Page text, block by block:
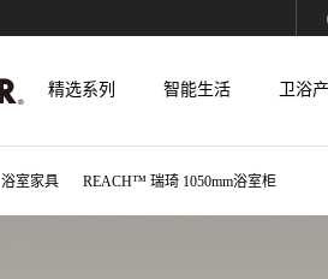
精选系列 智能生活 卫浴
浴室家具 REACH™ 瑞琦 1050mm浴室柜